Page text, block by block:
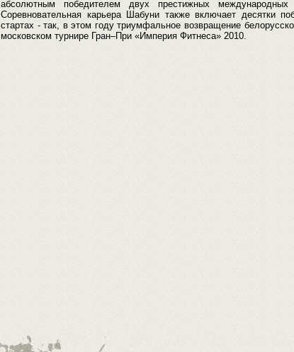
абсолютным победителем двух престижных
Соревновательная карьера Шабуни также включает десятки
стартах - так, в этом году триумфальное возвращение
московском турнире Гран–При «Империя Фитнеса» 2010.